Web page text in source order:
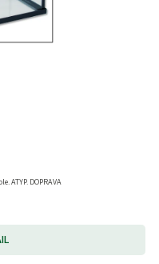
DOPRAVA